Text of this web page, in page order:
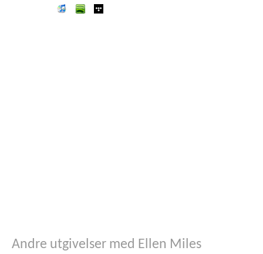
iTunes spotify
Andre utgivelser med Ellen Miles